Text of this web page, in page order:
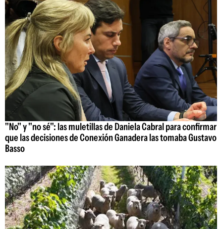
"No" y "no sé": las muletillas de Daniela Cabral para confirmar
que las decisiones de Conexión Ganadera las tomaba Gustavo
Basso